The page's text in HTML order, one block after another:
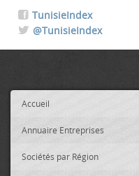
TunisieIndex
@TunisieIndex
Accueil
Annuaire Entreprises
Sociétés par Région